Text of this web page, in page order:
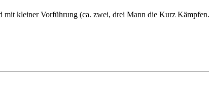
mit kleiner Vorführung (ca. zwei, drei Mann die Kurz